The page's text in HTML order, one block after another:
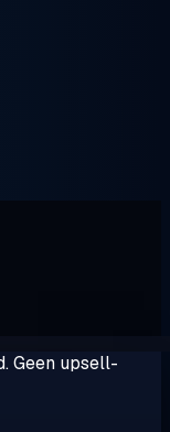
Geen upsell-